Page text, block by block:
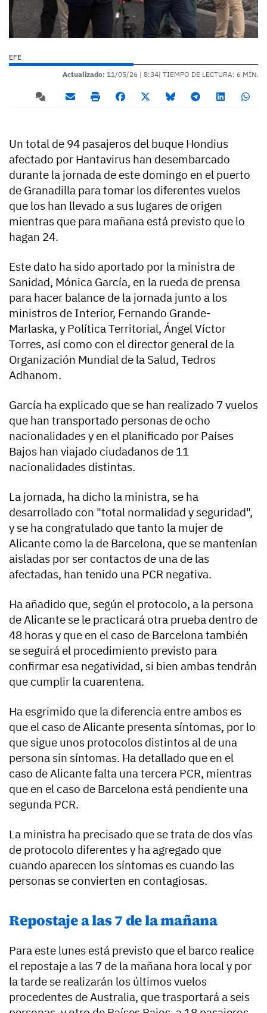
EFE
Actualizado: 11/05/26 | 8:34| TIEMPO DE LECTURA: 6 MIN.
Un total de 94 pasajeros del buque Hondius
afectado por Hantavirus han desembarcado
durante la jornada de este domingo en el puerto
de Granadilla para tomar los diferentes vuelos
que los han llevado a sus lugares de origen
mientras que para mañana está previsto que lo
hagan 24.
Este dato ha sido aportado por la ministra de
Sanidad, Mónica García, en la rueda de prensa
para hacer balance de la jornada junto a los
ministros de Interior, Fernando Grande-
Marlaska, y Política Territorial, Ángel Víctor
Torres, así como con el director general de la
Organización Mundial de la Salud, Tedros
Adhanom.
García ha explicado que se han realizado 7 vuelos
que han transportado personas de ocho
nacionalidades y en el planificado por Países
Bajos han viajado ciudadanos de 11
nacionalidades distintas.
La jornada, ha dicho la ministra, se ha
desarrollado con "total normalidad y seguridad",
y se ha congratulado que tanto la mujer de
Alicante como la de Barcelona, que se mantenían
aisladas por ser contactos de una de las
afectadas, han tenido una PCR negativa.
Ha añadido que, según el protocolo, a la persona
de Alicante se le practicará otra prueba dentro de
48 horas y que en el caso de Barcelona también
se seguirá el procedimiento previsto para
confirmar esa negatividad, si bien ambas tendrán
que cumplir la cuarentena.
Ha esgrimido que la diferencia entre ambos es
que el caso de Alicante presenta síntomas, por lo
que sigue unos protocolos distintos al de una
persona sin síntomas. Ha detallado que en el
caso de Alicante falta una tercera PCR, mientras
que en el caso de Barcelona está pendiente una
segunda PCR.
La ministra ha precisado que se trata de dos vías
de protocolo diferentes y ha agregado que
cuando aparecen los síntomas es cuando las
personas se convierten en contagiosas.
Repostaje a las 7 de la mañana
Para este lunes está previsto que el barco realice
el repostaje a las 7 de la mañana hora local y por
la tarde se realizarán los últimos vuelos
procedentes de Australia, que trasportará a seis